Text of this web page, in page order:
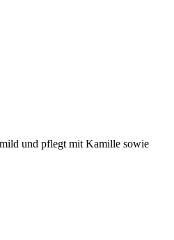
und pflegt mit Kamille sowie